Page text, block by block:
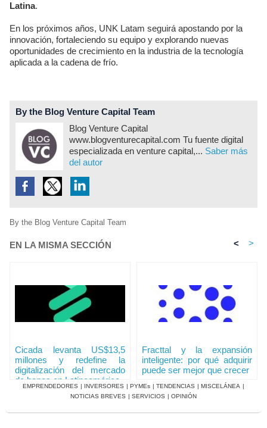
Latina.
En los próximos años, UNK Latam seguirá apostando por la
innovación, fortaleciendo su equipo y explorando nuevas
oportunidades de crecimiento en la industria de la tecnología
aplicada a la cadena de frío.
By the Blog Venture Capital Team
Blog Venture Capital
www.blogventurecapital.com Tu fuente digital
especializada en venture capital,... Saber más
del autor
By the Blog Venture Capital Team
EN LA MISMA SECCIÓN < >
Cicada levanta US$13,5
millones y redefine la
digitalización del mercado
de bonos en Latinoamérica
Fracttal y la expansión
inteligente: por qué adquirir
puede ser mejor que crecer
EMPRENDEDORES | INVERSORES | PYMEs | TENDENCIAS | MISCELÁNEA |
NOTICIAS BREVES | SERVICIOS | OPINIÓN